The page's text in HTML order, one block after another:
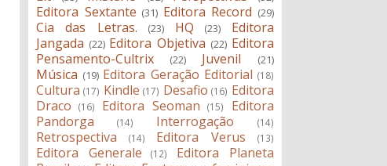
Editora Sextante (31) Editora Record (29)
Cia das Letras. (23) HQ (23)
Editora
Jangada (22) Editora Objetiva (22) Editora
Pensamento-Cultrix
(22) Juvenil (21)
Música (19) Editora Geração Editorial (18)
Cultura (17) Kindle (17) Desafio (16) Editora
Draco
(16) Editora Seoman (15)
Editora
Pandorga
(14) Interrogação (14)
Retrospectiva (14) Editora Verus (13)
Editora Generale (12)
Editora Planeta